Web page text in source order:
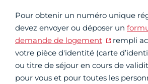
Pour obtenir un numéro unique
devez envoyer ou déposer un
demande de logement
rempli
votre pièce d'identité (carte
ou titre de séjour en cours de
pour vous et pour toutes les